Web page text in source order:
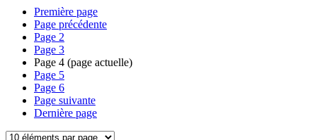
Première page
Page précédente
Page 2
Page 3
Page 4 (page actuelle)
Page 5
Page 6
Page suivante
Dernière page